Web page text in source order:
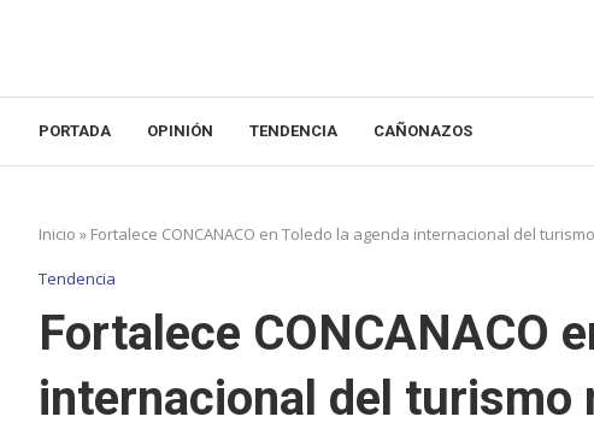
PORTADA OPINIÓN TENDENCIA CAÑONAZOS
Inicio » Fortalece CONCANACO en Toledo la agenda internacional del
Tendencia
Fortalece CONCANACO
internacional del turismo